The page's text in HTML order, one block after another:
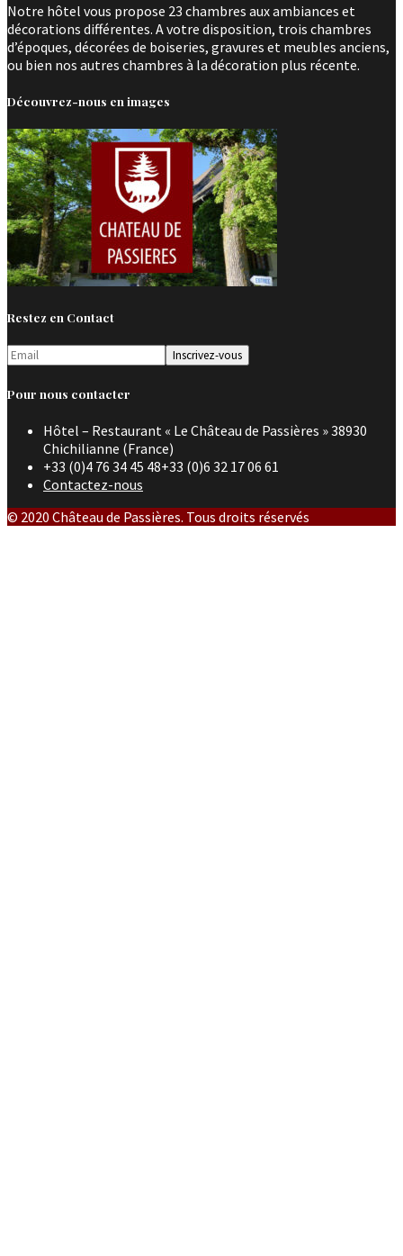
Notre hôtel vous propose 23 chambres aux ambiances et
décorations différentes. A votre disposition, trois chambres
d’époques, décorées de boiseries, gravures et meubles anciens,
ou bien nos autres chambres à la décoration plus récente.
Découvrez-nous en images
Restez en Contact
Pour nous contacter
Hôtel – Restaurant « Le Château de Passières » 38930
Chichilianne (France)
+33 (0)4 76 34 45 48+33 (0)6 32 17 06 61
Contactez-nous
© 2020 Château de Passières. Tous droits réservés